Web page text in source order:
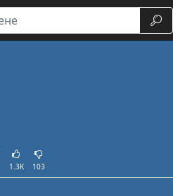
1.3K 103